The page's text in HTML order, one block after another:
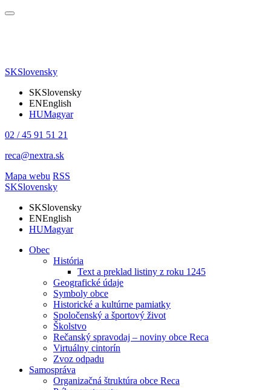
SKSlovensky
SKSlovensky
ENEnglish
HUMagyar
02 / 45 91 51 21
reca@nextra.sk
Mapa webu RSS
SKSlovensky
SKSlovensky
ENEnglish
HUMagyar
Obec
História
Text a preklad listiny z roku 1245
Geografické údaje
Symboly obce
Historické a kultúrne pamiatky
Spoločenský a športový život
Školstvo
Rečanský spravodaj – noviny obce Reca
Virtuálny cintorín
Zvoz odpadu
Samospráva
Organizačná štruktúra obce Reca